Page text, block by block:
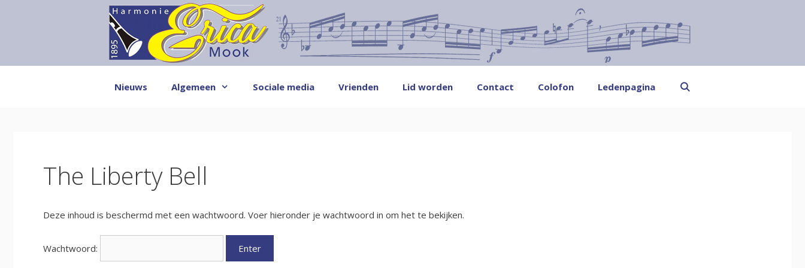
Nieuws Algemeen Sociale media Vrienden Lid worden Contact Colofon Ledenpagina
The Liberty Bell
Deze inhoud is beschermd met een wachtwoord. Voer hieronder je wachtwoord in om het te bekijken.
Wachtwoord: